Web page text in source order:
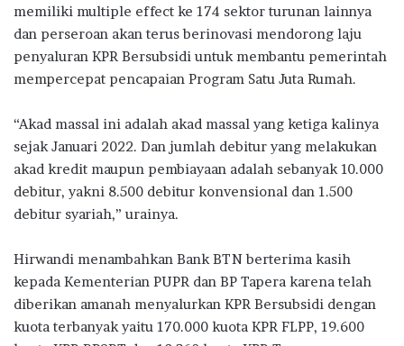
memiliki multiple effect ke 174 sektor turunan lainnya
dan perseroan akan terus berinovasi mendorong laju
penyaluran KPR Bersubsidi untuk membantu pemerintah
mempercepat pencapaian Program Satu Juta Rumah.
“Akad massal ini adalah akad massal yang ketiga kalinya
sejak Januari 2022. Dan jumlah debitur yang melakukan
akad kredit maupun pembiayaan adalah sebanyak 10.000
debitur, yakni 8.500 debitur konvensional dan 1.500
debitur syariah,” urainya.
Hirwandi menambahkan Bank BTN berterima kasih
kepada Kementerian PUPR dan BP Tapera karena telah
diberikan amanah menyalurkan KPR Bersubsidi dengan
kuota terbanyak yaitu 170.000 kuota KPR FLPP, 19.600